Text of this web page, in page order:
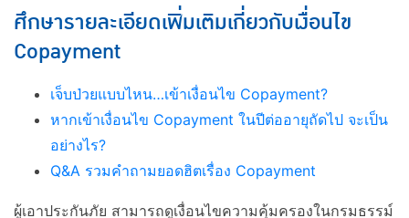
ศึกษารายละเอียดเพิ่มเติมเกี่ยวกับเงื่อนไข
Copayment
เจ็บป่วยแบบไหน…เข้าเงื่อนไข Copayment?
หากเข้าเงื่อนไข Copayment ในปีต่ออายุถัดไป จะเป็น
อย่างไร?
Q&A รวมคำถามยอดฮิตเรื่อง Copayment
ผู้เอาประกันภัย สามารถดูเงื่อนไขความคุ้มครองในกรมธรรม์